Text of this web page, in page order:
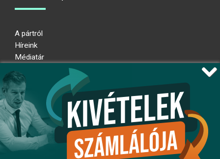
A pártról
Híreink
Médiatár
Adatkezelési nyilatkozat
Átláthatósági nyilatkozat
Ugrás az oldal tetejére
Kövessen minket!